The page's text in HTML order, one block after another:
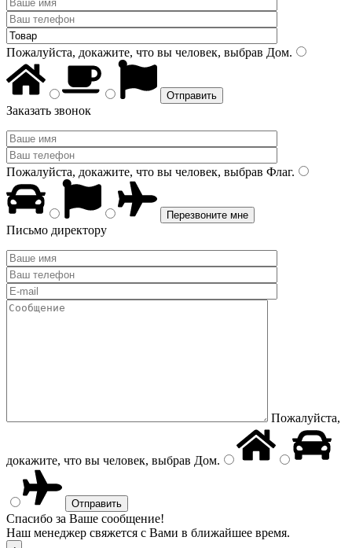
Пожалуйста, докажите, что вы человек, выбрав Дом.
Заказать звонок
Пожалуйста, докажите, что вы человек, выбрав Флаг.
Письмо директору
Пожалуйста,
докажите, что вы человек, выбрав Дом.
Спасибо за Ваше сообщение!
Наш менеджер свяжется с Вами в ближайшее время.